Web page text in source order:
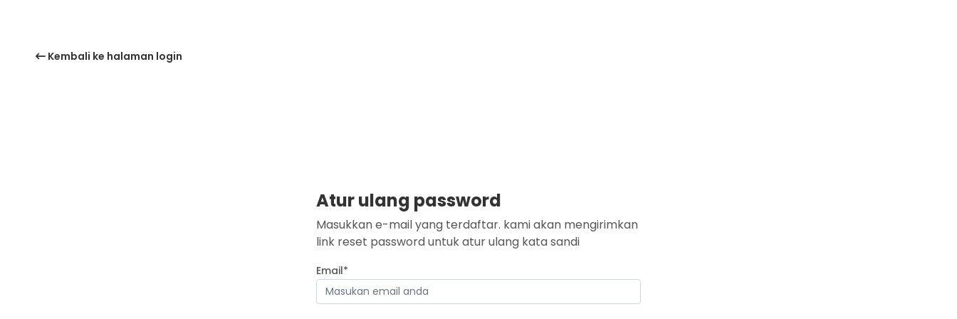
Kembali ke halaman login
Atur ulang password
Masukkan e-mail yang terdaftar. kami akan mengirimkan
link reset password untuk atur ulang kata sandi
Email*